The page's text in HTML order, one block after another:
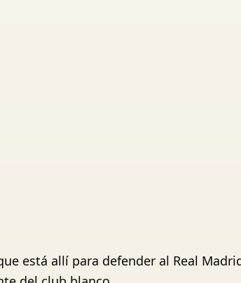
está allí para defender al Real